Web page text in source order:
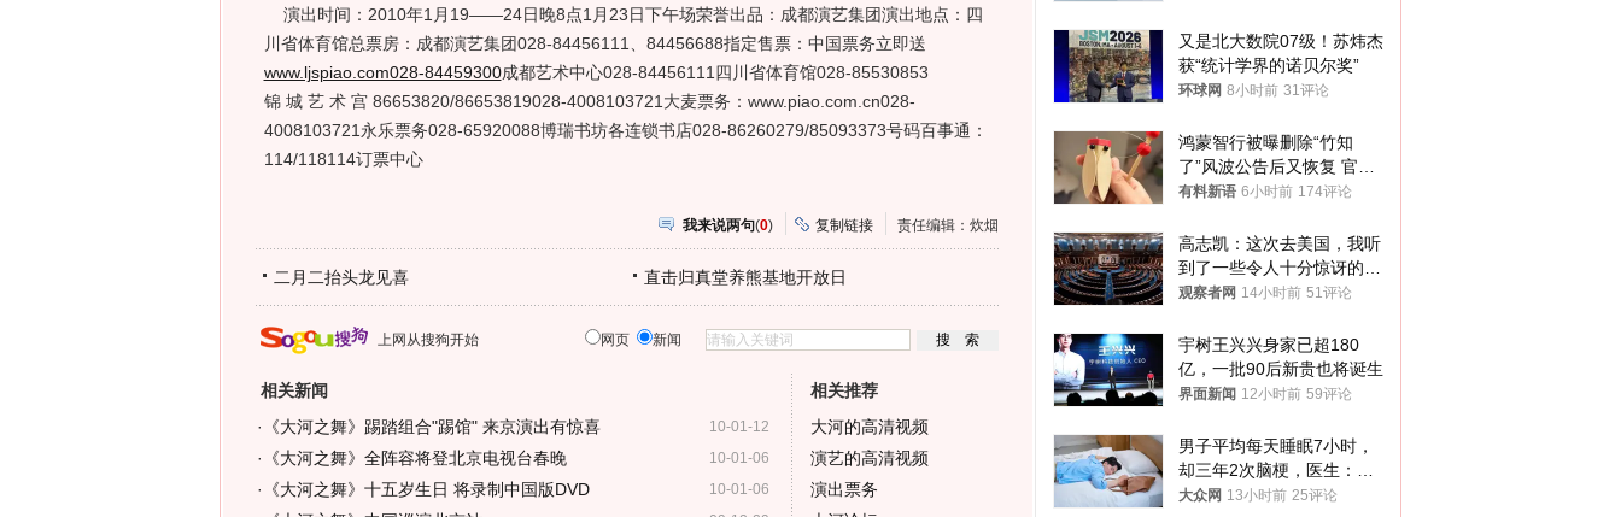
演出时间：2010年1月19——24日晚8点1月23日下午场荣誉出品：成都演艺集团演出地点：四
川省体育馆总票房：成都演艺集团028-84456111、84456688指定售票：中国票务立即送
www.ljspiao.com028-84459300成都艺术中心028-84456111四川省体育馆028-85530853
锦 城 艺 术 宫 86653820/86653819028-4008103721大麦票务：www.piao.com.cn028-
4008103721永乐票务028-65920088博瑞书坊各连锁书店028-86260279/85093373号码百事通：
114/118114订票中心
我来说两句(0) 复制链接 责任编辑：炊烟
二月二抬头龙见喜 直击归真堂养熊基地开放日
上网从搜狗开始 网页 新闻
相关新闻
10-01-12
· 《大河之舞》踢踏组合"踢馆" 来京演出有惊喜
10-01-06
· 《大河之舞》全阵容将登北京电视台春晚
10-01-06
· 《大河之舞》十五岁生日 将录制中国版DVD
相关推荐
大河的高清视频
演艺的高清视频
演出票务
又是北大数院07级！苏炜杰
获“统计学界的诺贝尔奖”
环球网 8小时前 31评论
鸿蒙智行被曝删除“竹知
了”风波公告后又恢复 官媒
曾力挺：劝华为要大度的，
有料新语 6小时前 174评论
高志凯：这次去美国，我听
到了一些令人十分惊讶的消
息
观察者网 14小时前 51评论
宇树王兴兴身家已超180
亿，一批90后新贵也将诞生
界面新闻 12小时前 59评论
男子平均每天睡眠7小时，
却三年2次脑梗，医生：这
样睡觉更伤身
大众网 13小时前 25评论